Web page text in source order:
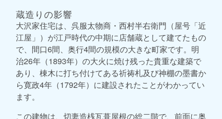
蔵造りの影響
大沢家住宅は、呉服太物商・西村半右衛門（屋号「近
江屋」）が江戸時代の中期に店舗蔵として建てたもの
で、間口6間、奥行4間の規模の大きな町家です。明
治26年（1893年）の大火に焼け残った貴重な建築で
あり、棟木に打ち付けてある祈祷札及び神棚の墨書か
ら寛政4年（1792年）に建設されたことがわかってい
ます。
この建物は、切妻造桟瓦葺屋根の総二階で、前面に奥